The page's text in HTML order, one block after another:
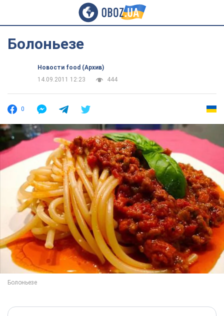
Болоньезе
Новости food (Архив)
14.09.2011 12:23
444
0